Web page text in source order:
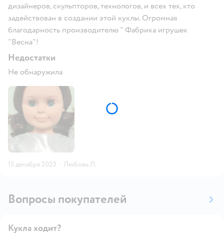
дизайнеров, скульпторов, технологов, и всех тех, кто
задействован в создании этой куклы. Огромная
благодарность производителю " Фабрика игрушек
"Весна"!
Недостатки
Не обнаружила
15 декабря 2023 · Любовь Л.
Вопросы покупателей
Кукла ходит?